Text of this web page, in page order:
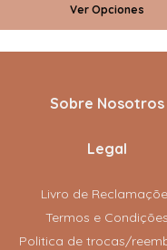
Ver Opciones
Sobre Nosotros
Legal
Livro de
Termos e Condições
Politica de trocas/